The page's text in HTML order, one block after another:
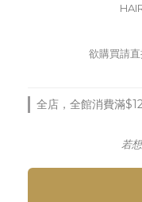
欲購買請
全店，全館消費滿
若